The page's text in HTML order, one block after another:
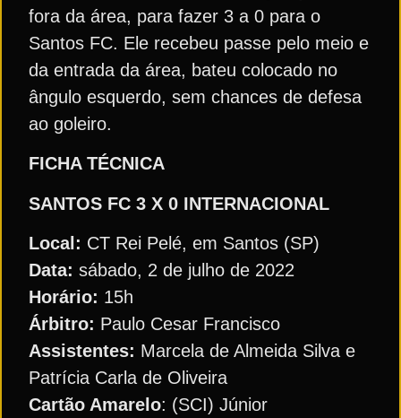
fora da área, para fazer 3 a 0 para o
Santos FC. Ele recebeu passe pelo meio e
da entrada da área, bateu colocado no
ângulo esquerdo, sem chances de defesa
ao goleiro.
FICHA TÉCNICA
SANTOS FC 3 X 0 INTERNACIONAL
Local: CT Rei Pelé, em Santos (SP)
Data: sábado, 2 de julho de 2022
Horário: 15h
Árbitro: Paulo Cesar Francisco
Assistentes: Marcela de Almeida Silva e
Patrícia Carla de Oliveira
Cartão Amarelo: (SCI) Júnior